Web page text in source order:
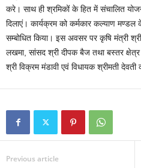
करे। साथ ही श्रमिकों के हित में संचालित
दिलाएं। कार्यक्रम को कर्मकार कल्याण
सम्बोधित किया। इस अवसर पर कृषि मंत्री श्री
लखमा, सांसद श्री दीपक बैज तथा बस्तर क्षेत्र
श्री विक्रम मंडावी एवं विधायक श्रीमती देवती
Previous article